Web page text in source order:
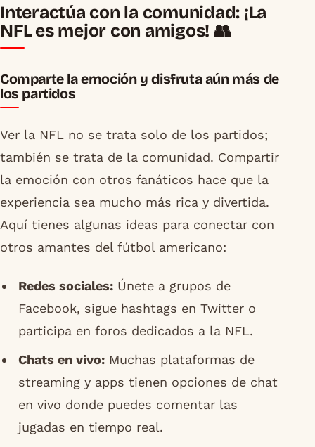
Interactúa con la comunidad: ¡La
NFL es mejor con amigos! 👥
Comparte la emoción y disfruta aún más de
los partidos
Ver la NFL no se trata solo de los partidos;
también se trata de la comunidad. Compartir
la emoción con otros fanáticos hace que la
experiencia sea mucho más rica y divertida.
Aquí tienes algunas ideas para conectar con
otros amantes del fútbol americano:
Redes sociales:Únete a grupos de
Facebook, sigue hashtags en Twitter o
participa en foros dedicados a la NFL.
Chats en vivo:Muchas plataformas de
streaming y apps tienen opciones de chat
en vivo donde puedes comentar las
jugadas en tiempo real.